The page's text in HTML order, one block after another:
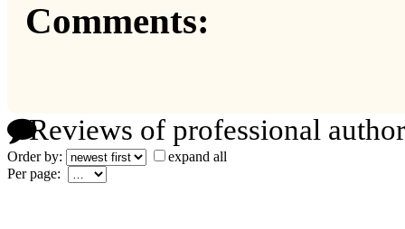
Comments:
Reviews of professional
Order by:
expand all
Per page: